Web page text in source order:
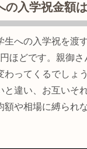
の入学祝金額
生への入学祝を渡
ほどです。親御さ
わってくるでしょ
と違い、お互いそ
額や相場に縛られ